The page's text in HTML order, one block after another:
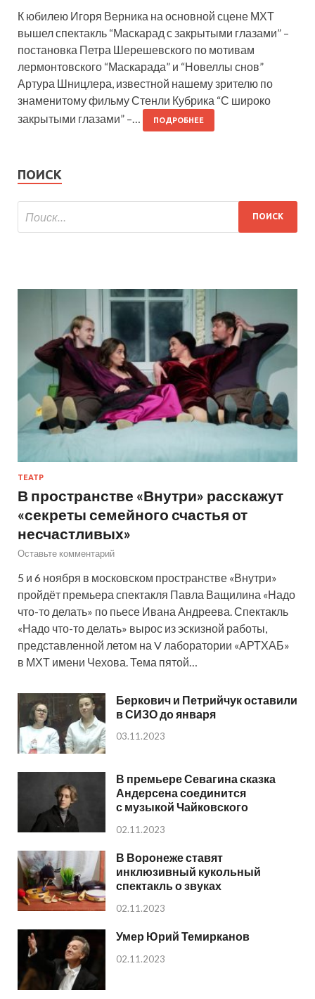
К юбилею Игоря Верника на основной сцене МХТ
вышел спектакль “Маскарад с закрытыми глазами” –
постановка Петра Шерешевского по мотивам
лермонтовского “Маскарада” и “Новеллы снов”
Артура Шницлера, известной нашему зрителю по
знаменитому фильму Стенли Кубрика “С широко
закрытыми глазами” –…
ПОДРОБНЕЕ
ПОИСК
ТЕАТР
В пространстве «Внутри» расскажут
«секреты семейного счастья от
несчастливых»
Оставьте комментарий
5 и 6 ноября в московском пространстве «Внутри»
пройдёт премьера спектакля Павла Ващилина «Надо
что-то делать» по пьесе Ивана Андреева. Спектакль
«Надо что-то делать» вырос из эскизной работы,
представленной летом на V лаборатории «АРТХАБ»
в МХТ имени Чехова. Тема пятой…
Беркович и Петрийчук оставили
в СИЗО до января
03.11.2023
В премьере Севагина сказка
Андерсена соединится
с музыкой Чайковского
02.11.2023
В Воронеже ставят
инклюзивный кукольный
спектакль о звуках
02.11.2023
Умер Юрий Темирканов
02.11.2023